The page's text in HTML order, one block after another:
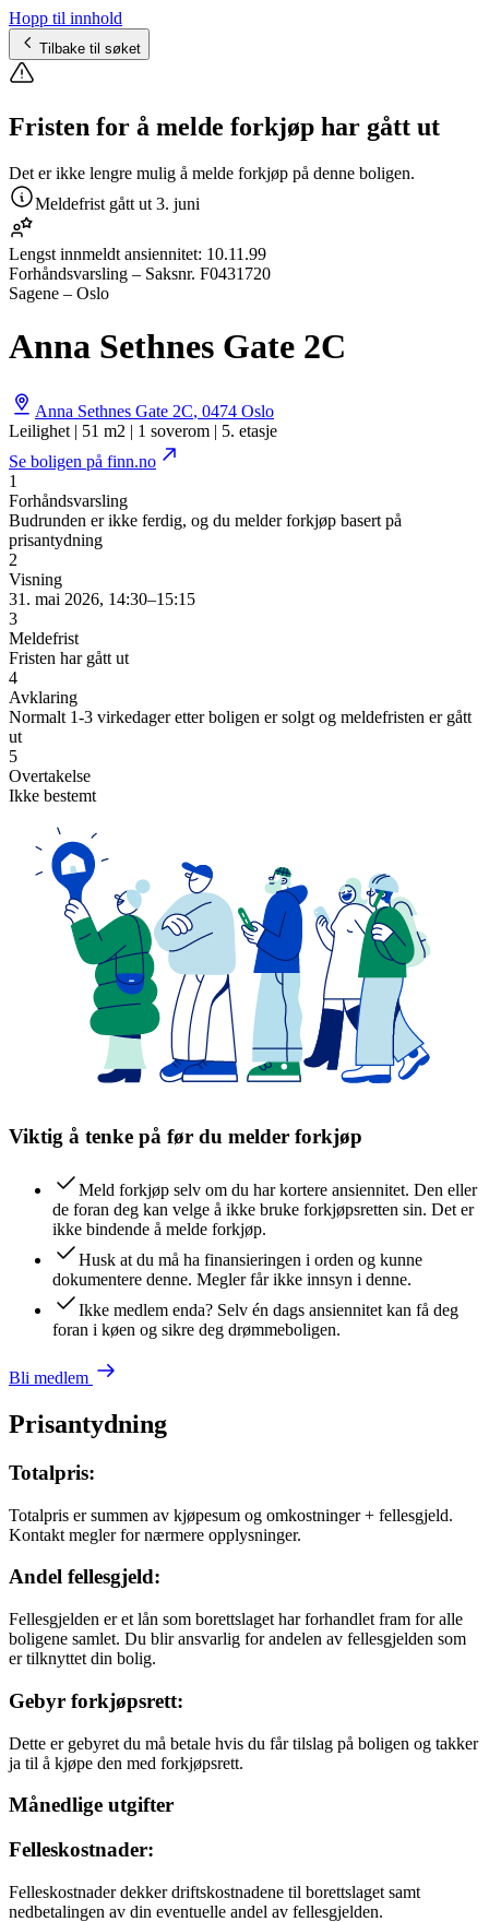
Hopp til innhold
Tilbake til søket
Fristen for å melde forkjøp har gått ut
Det er ikke lengre mulig å melde forkjøp på denne boligen.
Meldefrist gått ut 3. juni
Lengst innmeldt ansiennitet: 10.11.99
Forhåndsvarsling – Saksnr. F0431720
Sagene – Oslo
Anna Sethnes Gate 2C
Anna Sethnes Gate 2C, 0474 Oslo
Leilighet | 51 m2 | 1 soverom | 5. etasje
Se boligen på finn.no
1
Forhåndsvarsling
Budrunden er ikke ferdig, og du melder forkjøp basert på
prisantydning
2
Visning
31. mai 2026, 14:30–15:15
3
Meldefrist
Fristen har gått ut
4
Avklaring
Normalt 1-3 virkedager etter boligen er solgt og meldefristen er gått
ut
5
Overtakelse
Ikke bestemt
Viktig å tenke på før du melder forkjøp
Meld forkjøp selv om du har kortere ansiennitet. Den eller
de foran deg kan velge å ikke bruke forkjøpsretten sin. Det er
ikke bindende å melde forkjøp.
Husk at du må ha finansieringen i orden og kunne
dokumentere denne. Megler får ikke innsyn i denne.
Ikke medlem enda? Selv én dags ansiennitet kan få deg
foran i køen og sikre deg drømmeboligen.
Bli medlem
Prisantydning
Totalpris:
Totalpris er summen av kjøpesum og omkostninger + fellesgjeld.
Kontakt megler for nærmere opplysninger.
Andel fellesgjeld:
Fellesgjelden er et lån som borettslaget har forhandlet fram for alle
boligene samlet. Du blir ansvarlig for andelen av fellesgjelden som
er tilknyttet din bolig.
Gebyr forkjøpsrett:
Dette er gebyret du må betale hvis du får tilslag på boligen og takker
ja til å kjøpe den med forkjøpsrett.
Månedlige utgifter
Felleskostnader:
Felleskostnader dekker driftskostnadene til borettslaget samt
nedbetalingen av din eventuelle andel av fellesgjelden.